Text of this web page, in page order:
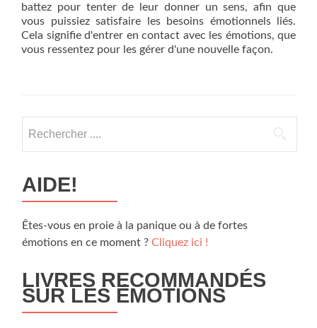
battez pour tenter de leur donner un sens, afin que
vous puissiez satisfaire les besoins émotionnels liés.
Cela signifie d'entrer en contact avec les émotions, que
vous ressentez pour les gérer d'une nouvelle façon.
AIDE!
Êtes-vous en proie à la panique ou à de fortes
émotions en ce moment ? Cliquez ici !
LIVRES RECOMMANDÉS
SUR LES ÉMOTIONS